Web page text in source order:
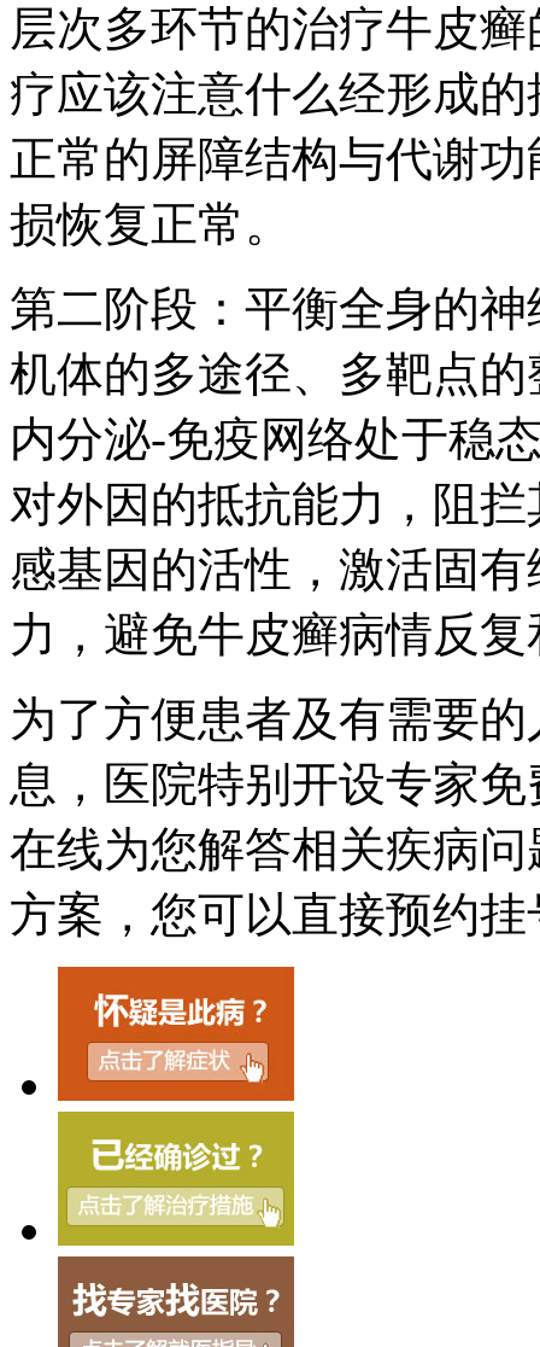
层次多环节的治疗牛皮
疗应该注意什么经形成
正常的屏障结构与代谢
损恢复正常。
第二阶段：平衡全身的
机体的多途径、多靶点
内分泌-免疫网络处于稳
对外因的抵抗能力，阻
感基因的活性，激活固
力，避免牛皮癣病情反
为了方便患者及有需要
息，医院特别开设专家
在线为您解答相关疾病
方案，您可以直接预约挂